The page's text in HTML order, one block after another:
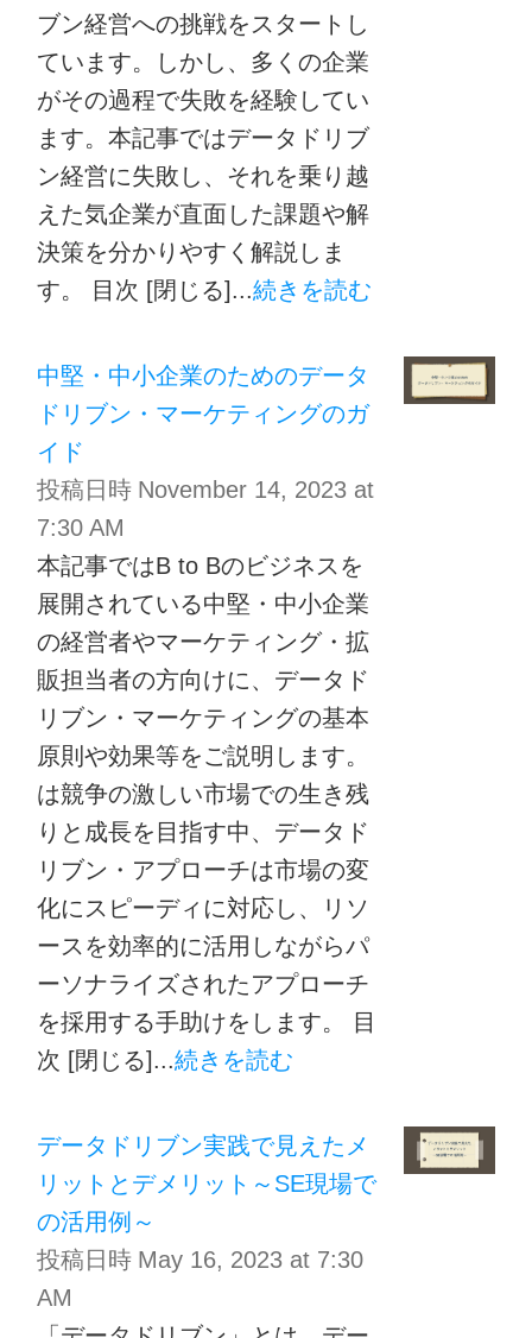
ブン経営への挑戦をスタートし
ています。しかし、多くの企業
がその過程で失敗を経験してい
ます。本記事ではデータドリブ
ン経営に失敗し、それを乗り越
えた気企業が直面した課題や解
決策を分かりやすく解説しま
す。 目次 [閉じる]...続きを読む
中堅・中小企業のためのデータ
ドリブン・マーケティングのガ
イド
投稿日時 November 14, 2023 at
7:30 AM
本記事ではB to Bのビジネスを
展開されている中堅・中小企業
の経営者やマーケティング・拡
販担当者の方向けに、データド
リブン・マーケティングの基本
原則や効果等をご説明します。
は競争の激しい市場での生き残
りと成長を目指す中、データド
リブン・アプローチは市場の変
化にスピーディに対応し、リソ
ースを効率的に活用しながらパ
ーソナライズされたアプローチ
を採用する手助けをします。 目
次 [閉じる]...続きを読む
データドリブン実践で見えたメ
リットとデメリット～SE現場で
の活用例～
投稿日時 May 16, 2023 at 7:30
AM